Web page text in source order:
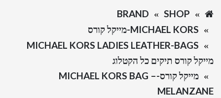
SHOP
BRAND
MICHAEL KORS-מייקל קורס
MICHAEL KORS LADIES LEATHER-BAGS
מייקל קורס תיקים כל הקטלוג
מייקל קורס-MICHAEL KORS BAG –
MELANZANE